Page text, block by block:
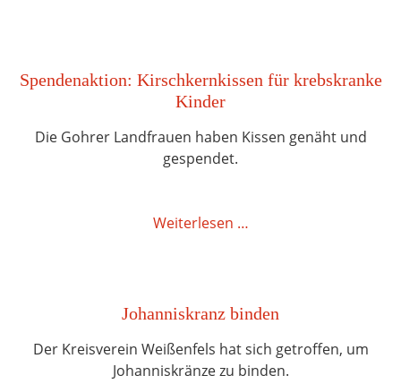
Spendenaktion: Kirschkernkissen für krebskranke
Kinder
Die Gohrer Landfrauen haben Kissen genäht und
gespendet.
Weiterlesen …
Johanniskranz binden
Der Kreisverein Weißenfels hat sich getroffen, um
Johanniskränze zu binden.